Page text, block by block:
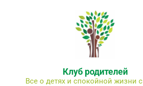
Клуб родителей
Все о детях и спокойной жизни